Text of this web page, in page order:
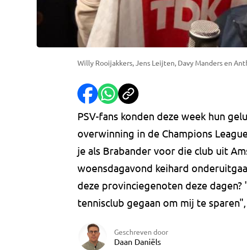
Willy Rooijakkers, Jens Leijten, Davy Manders en
PSV-fans konden deze week hun
overwinning in de Champions
je als Brabander voor die club uit
woensdagavond keihard
deze provinciegenoten deze
tennisclub gegaan om mij te
Geschreven door
Daan Daniëls